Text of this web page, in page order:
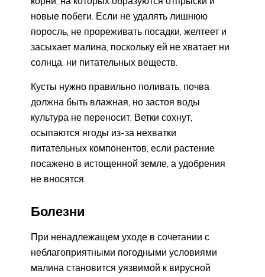
новые побеги. Если не удалять лишнюю
поросль, не прореживать посадки, желтеет и
засыхает малина, поскольку ей не хватает ни
солнца, ни питательных веществ.
Кусты нужно правильно поливать, почва
должна быть влажная, но застоя воды
культура не переносит. Ветки сохнут,
осыпаются ягоды из-за нехватки
питательных компонентов, если растение
посажено в истощенной земле, а удобрения
не вносятся.
Болезни
При ненадлежащем уходе в сочетании с
неблагоприятными погодными условиями
малина становится уязвимой к вирусной